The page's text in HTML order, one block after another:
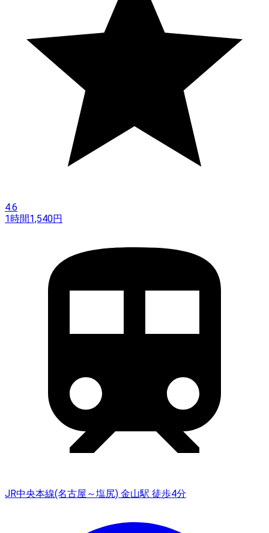
4.6
1時間1,540円
JR中央本線(名古屋～塩尻) 金山駅 徒歩4分